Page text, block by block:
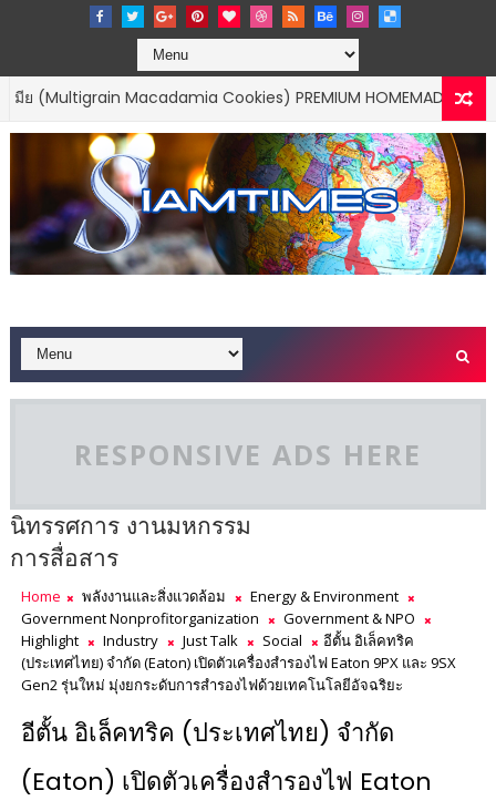
Macadamia Cookies) PREMIUM HOMEMADE SDP Bakery by
RESPONSIVE ADS HERE
นิทรรศการ งานมหกรรม
การสื่อสาร
Home พลังงานและสิ่งแวดล้อม
Energy & Environment
Government Nonprofitorganization
Government & NPO
Highlight
Industry Just Talk Social
อีตั้น อิเล็คทริค
(ประเทศไทย) จำกัด (Eaton) เปิดตัวเครื่องสำรองไฟ Eaton 9PX และ 9SX
Gen2 รุ่นใหม่ มุ่งยกระดับการสำรองไฟด้วยเทคโนโลยีอัจฉริยะ
อีตั้น อิเล็คทริค (ประเทศไทย) จำกัด
(Eaton) เปิดตัวเครื่องสำรองไฟ Eaton